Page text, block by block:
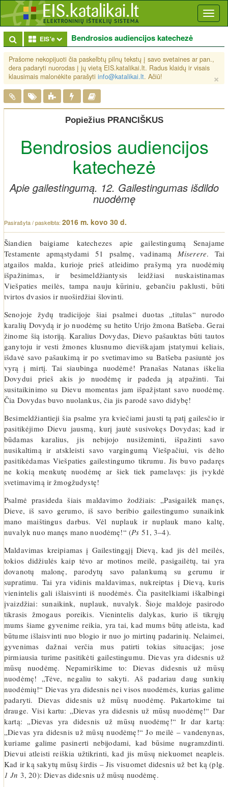
EIS'e Toggle Dropdown
Bendrosios audiencijos katechezė
Prašome nekopijuoti čia paskelbtų pilnų tekstų į savo svetaines ar pan.,
dera padaryti nuorodas į jų vietą EIS.katalikai.lt. Radus klaidų ir visais
klausimais malonėkite parašyti info@katalikai.lt. Ačiū! ×
Popiežius PRANCIŠKUS
Bendrosios audiencijos
katechezė
Apie gailestingumą. 12. Gailestingumas išdildo
nuodėmę
2016 m. kovo 30 d.
Šiandien baigiame katechezes apie gailestingumą Senajame
Testamente apmąstydami 51 psalmę, vadinamą Miserere. Tai
atgailos malda, kurioje prieš atleidimo prašymą yra nuodėmių
išpažinimas, ir besimeldžiantysis leidžiasi nuskaistinamas
Viešpaties meilės, tampa nauju kūriniu, gebančiu paklusti, būti
tvirtos dvasios ir nuoširdžiai šlovinti.
Senojoje žydų tradicijoje šiai psalmei duotas „titulas“ nurodo
karalių Dovydą ir jo nuodėmę su hetito Urijo žmona Batšeba. Gerai
žinome šią istoriją. Karalius Dovydas, Dievo pašauktas būti tautos
ganytoju ir vesti žmones klusnumo dieviškajam įstatymui keliais,
išdavė savo pašaukimą ir po svetimavimo su Batšeba pasiuntė jos
vyrą į mirtį. Tai siaubinga nuodėmė! Pranašas Natanas iškelia
Dovydui prieš akis jo nuodėmę ir padeda ją atpažinti. Tai
susitaikinimo su Dievu momentas jam išpažįstant savo nuodėmę.
Čia Dovydas buvo nuolankus, čia jis parodė savo didybę!
Besimeldžiantieji šia psalme yra kviečiami jausti tą patį gailesčio ir
pasitikėjimo Dievu jausmą, kurį jautė susivokęs Dovydas; kad ir
būdamas karalius, jis nebijojo nusižeminti, išpažinti savo
nusikaltimą ir atskleisti savo vargingumą Viešpačiui, vis dėlto
pasitikėdamas Viešpaties gailestingumo tikrumu. Jis buvo padaręs
ne kokią menkutę nuodėmę ar šiek tiek pamelavęs: jis įvykdė
svetimavimą ir žmogžudystę!
Psalmė prasideda šiais maldavimo žodžiais: „Pasigailėk manęs,
Dieve, iš savo gerumo, iš savo beribio gailestingumo sunaikink
mano maištingus darbus. Vėl nuplauk ir nuplauk mano kaltę,
nuvalyk nuo manęs mano nuodėmę!“ (Ps 51, 3–4).
Maldavimas kreipiamas į Gailestingąjį Dievą, kad jis dėl meilės,
tokios didžiulės kaip tėvo ar motinos meilė, pasigailėtų, tai yra
dovanotų malonę, parodytų savo palankumą su gerumu ir
supratimu. Tai yra vidinis maldavimas, nukreiptas į Dievą, kuris
vienintelis gali išlaisvinti iš nuodėmės. Čia pasitelkiami iškalbingi
įvaizdžiai: sunaikink, nuplauk, nuvalyk. Šioje maldoje pasirodo
tikrasis žmogaus poreikis. Vienintelis dalykas, kurio iš tikrųjų
mums šiame gyvenime reikia, yra tai, kad mums būtų atleista, kad
būtume išlaisvinti nuo blogio ir nuo jo mirtinų padarinių. Nelaimei,
gyvenimas dažnai verčia mus patirti tokias situacijas; jose
pirmiausia turime pasitikėti gailestingumu. Dievas yra didesnis už
mūsų nuodėmę. Nepamirškime to: Dievas didesnis už mūsų
nuodėmę! „Tėve, negaliu to sakyti. Aš padariau daug sunkių
nuodėmių!“ Dievas yra didesnis nei visos nuodėmės, kurias galime
padaryti. Dievas didesnis už mūsų nuodėmę. Pakartokime tai
drauge. Visi kartu: „Dievas yra didesnis už mūsų nuodėmę!“ Dar
kartą: „Dievas yra didesnis už mūsų nuodėmę!“ Ir dar kartą:
„Dievas yra didesnis už mūsų nuodėmę!“ Jo meilė – vandenynas,
kuriame galime pasinerti nebijodami, kad būsime nugramzdinti.
Dievui atleisti reiškia užtikrinti, kad jis mūsų niekuomet neapleis.
Kad ir ką sakytų mūsų širdis – Jis visuomet didesnis už bet ką (plg.
1 Jn 3, 20): Dievas didesnis už mūsų nuodėmę.